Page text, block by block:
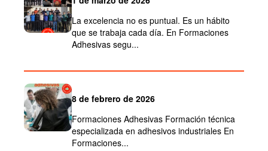
La excelencia no es puntual. Es un hábito
que se trabaja cada día. En Formaciones
Adhesivas segu...
8 de febrero de 2026
Formaciones Adhesivas Formación técnica
especializada en adhesivos industriales En
Formaciones...